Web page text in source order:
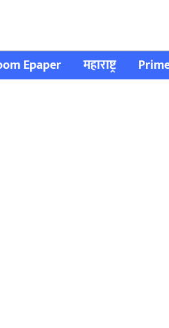
Epaper महाराष्ट्र